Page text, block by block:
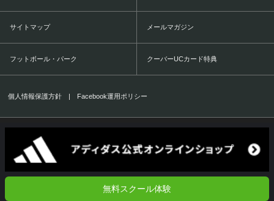
無料スクール体験
サイトマップ メールマガジン
フットボール・パーク クーバーUCカード特典
個人情報保護方針 | Facebook運用ポリシー
1999-2016 All Rights Reserved.